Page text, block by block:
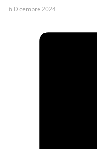
6 Dicembre 2024